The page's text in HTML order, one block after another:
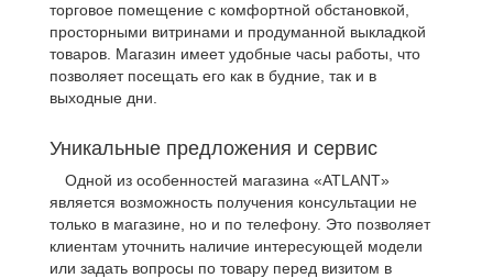
торговое помещение с комфортной обстановкой,
просторными витринами и продуманной выкладкой
товаров. Магазин имеет удобные часы работы, что
позволяет посещать его как в будние, так и в
выходные дни.
Уникальные предложения и сервис
Одной из особенностей магазина «ATLANT»
является возможность получения консультации не
только в магазине, но и по телефону. Это позволяет
клиентам уточнить наличие интересующей модели
или задать вопросы по товару перед визитом в